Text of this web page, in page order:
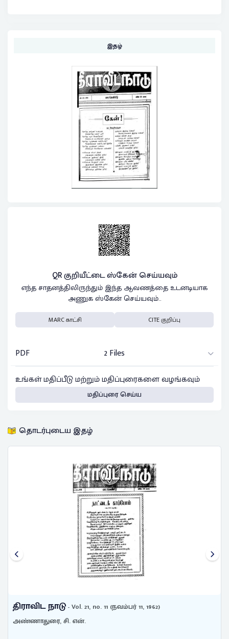
இதழ்
QR குறியீட்டை ஸ்கேன் செய்யவும்
எந்த சாதனத்திலிருந்தும் இந்த ஆவணத்தை உடனடியாக
அணுக ஸ்கேன் செய்யவும்..
MARC காட்சி CITE குறிப்பு
PDF
2 Files
உங்கள் மதிப்பீடு மற்றும் மதிப்புரைகளை வழங்கவும்
மதிப்புரை செய்ய
தொடர்புடைய இதழ்
திராவிட நாடு - vol. 14, no. 16 (அக்டோபர் 23, 1955)
அண்ணாதுரை, சி. என்.